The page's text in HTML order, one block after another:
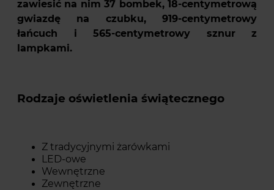
zawiesić na nim 37 bombek, 18-centymetrową
gwiazdę na czubku, 919-centymetrowy
łańcuch i 565-centymetrowy sznur z
lampkami.
Rodzaje oświetlenia świątecznego
Z tradycyjnymi żarówkami
LED-owe
Wewnętrzne
Zewnętrzne